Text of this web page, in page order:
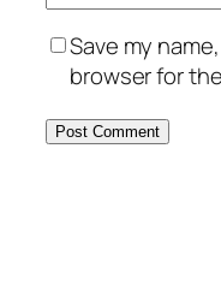
Save my
browser for